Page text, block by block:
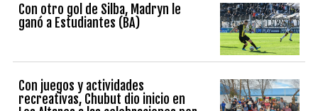
Con otro gol de Silba, Madryn le
ganó a Estudiantes (BA)
Con juegos y actividades
recreativas, Chubut dio inicio en